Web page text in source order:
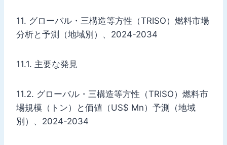
11. グローバル・三構造等方性（TRISO）燃料市場
分析と予測（地域別）、2024-2034
11.1. 主要な発見
11.2. グローバル・三構造等方性（TRISO）燃料市
場規模（トン）と価値（US$ Mn）予測（地域
別）、2024-2034